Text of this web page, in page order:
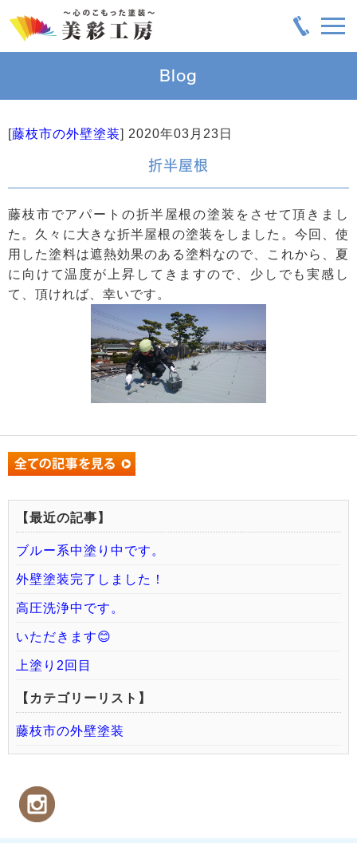
Blog
[藤枝市の外壁塗装] 2020年03月23日
折半屋根
藤枝市でアパートの折半屋根の塗装をさせて頂きまし
た。久々に大きな折半屋根の塗装をしました。今回、使
用した塗料は遮熱効果のある塗料なので、これから、夏
に向けて温度が上昇してきますので、少しでも実感し
て、頂ければ、幸いです。
【最近の記事】
ブルー系中塗り中です。
外壁塗装完了しました！
高圧洗浄中です。
いただきます😊
上塗り2回目
【カテゴリーリスト】
藤枝市の外壁塗装